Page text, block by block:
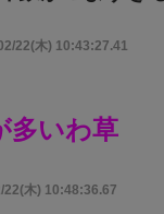
22(木) 10:43:27.41
多いわ草
22(木) 10:48:36.67